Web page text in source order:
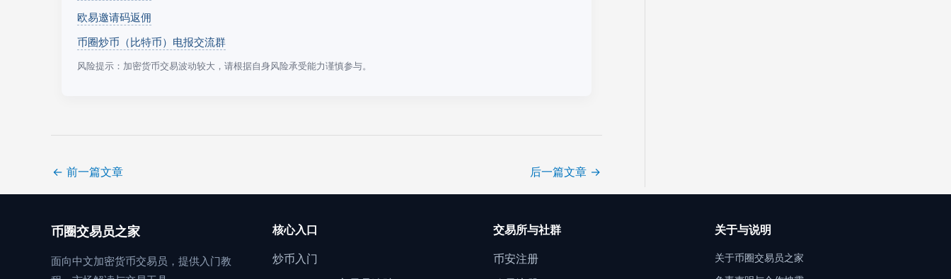
欧易邀请码返佣
币圈炒币（比特币）电报交流群
风险提示：加密货币交易波动较大，请根据自身风险承受能力谨慎参与。
← 前一篇文章 后一篇文章 →
币圈交易员之家
面向中文加密货币交易员，提供入门教
核心入口
炒币入门
交易所与社群
币安注册
关于与说明
关于币圈交易员之家